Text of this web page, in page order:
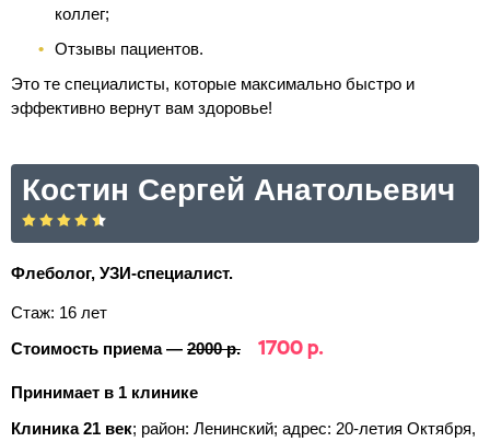
коллег;
Отзывы пациентов.
Это те специалисты, которые максимально быстро и
эффективно вернут вам здоровье!
Костин Сергей Анатольевич
Флеболог, УЗИ-специалист.
Стаж: 16 лет
Стоимость приема — 2000 р. 1700 р.
Принимает в 1 клинике
Клиника 21 век; район: Ленинский; адрес: 20-летия Октября,